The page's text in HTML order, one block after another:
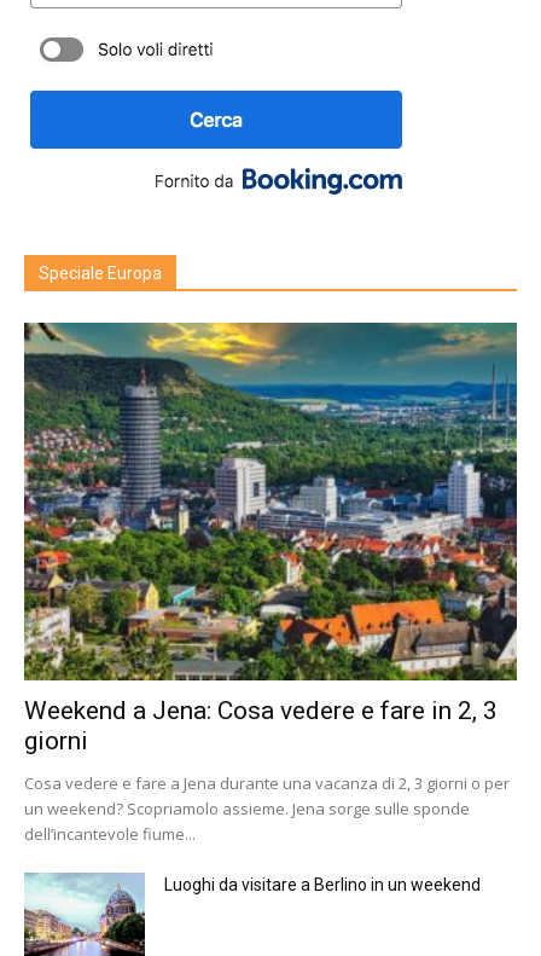
Speciale Europa
Weekend a Jena: Cosa vedere e fare in 2, 3
giorni
Cosa vedere e fare a Jena durante una vacanza di 2, 3 giorni o per
un weekend? Scopriamolo assieme. Jena sorge sulle sponde
dell’incantevole fiume...
Luoghi da visitare a Berlino in un weekend